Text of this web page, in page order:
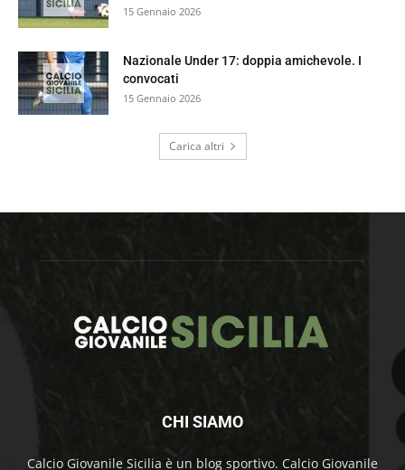
15 Gennaio 2026
Nazionale Under 17: doppia amichevole. I
convocati
15 Gennaio 2026
Carica altri
CHI SIAMO
Calcio Giovanile Sicilia è un blog sportivo. Calcio Giovanile